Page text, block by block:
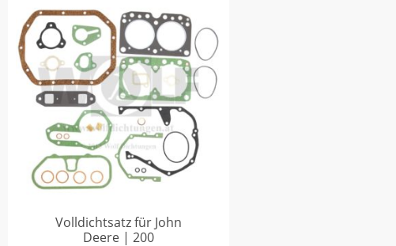
Volldichtsatz für John
Deere | 200